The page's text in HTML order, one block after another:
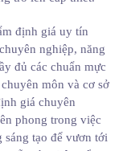
định giá uy tín
nghiệp, năng
đủ các chuẩn mực
môn và cơ sở
giá chuyên
phong trong việc
tạo để vươn tới